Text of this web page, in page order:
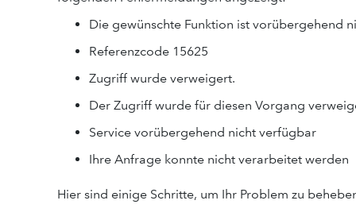
Die gewünschte Funktion ist vorübergehend
Referenzcode 15625
Zugriff wurde verweigert.
​Der Zugriff wurde für diesen Vorgang
Service vorübergehend nicht verfügbar
Ihre Anfrage konnte nicht verarbeitet werden
Hier sind einige Schritte, um Ihr Problem zu